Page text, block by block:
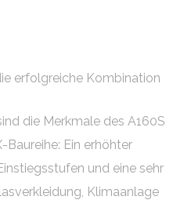
erfolgreiche Kombination
die Merkmale des A160S
Baureihe: Ein erhöhter
und eine sehr
Klimaanlage